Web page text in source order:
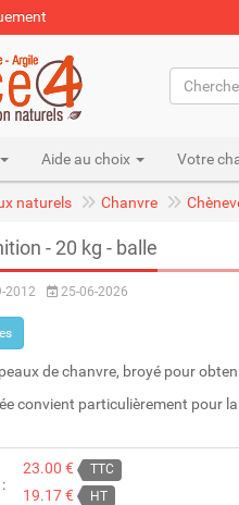
Aide au choix Votre
naturels Chanvre
- 20 kg - balle
2012 25-06-2026
de chanvre, broyé pour
convient particulièrement pour
23.00 € TTC
19.17 € HT